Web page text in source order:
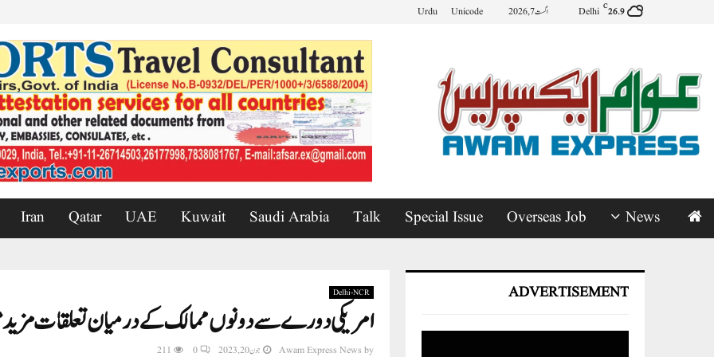
26.9
C
Delhi اگست 7, 2026 Unicode
Urdu
News
Overseas Job
Special Issue
Talk
Saudi Arabia
Kuwait
UAE
Qatar
Iran
Delhi-NCR
امریکی دورے سے دونوں ممالک کے درمیان تعلقات
by
Awam Express News جون 20, 2023 0
211
ADVERTISEMENT